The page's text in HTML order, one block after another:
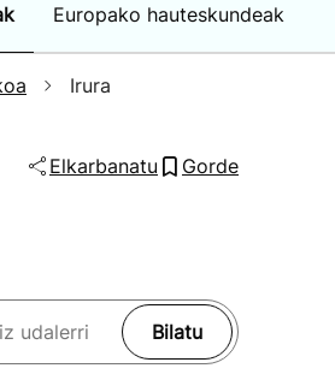
Zuzenekoak
Azken berriak
Europako hauteskundeak
Irura
Elkarbanatu Gorde
Bilatu